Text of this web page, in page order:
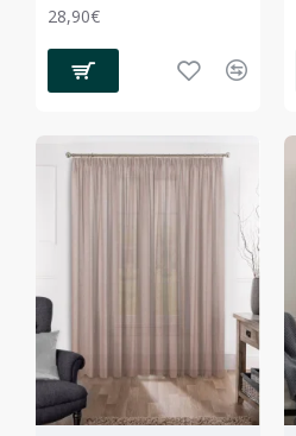
28,90€